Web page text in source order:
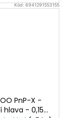
Kód:6941291553155
PnP-X -
hlava - 0,15